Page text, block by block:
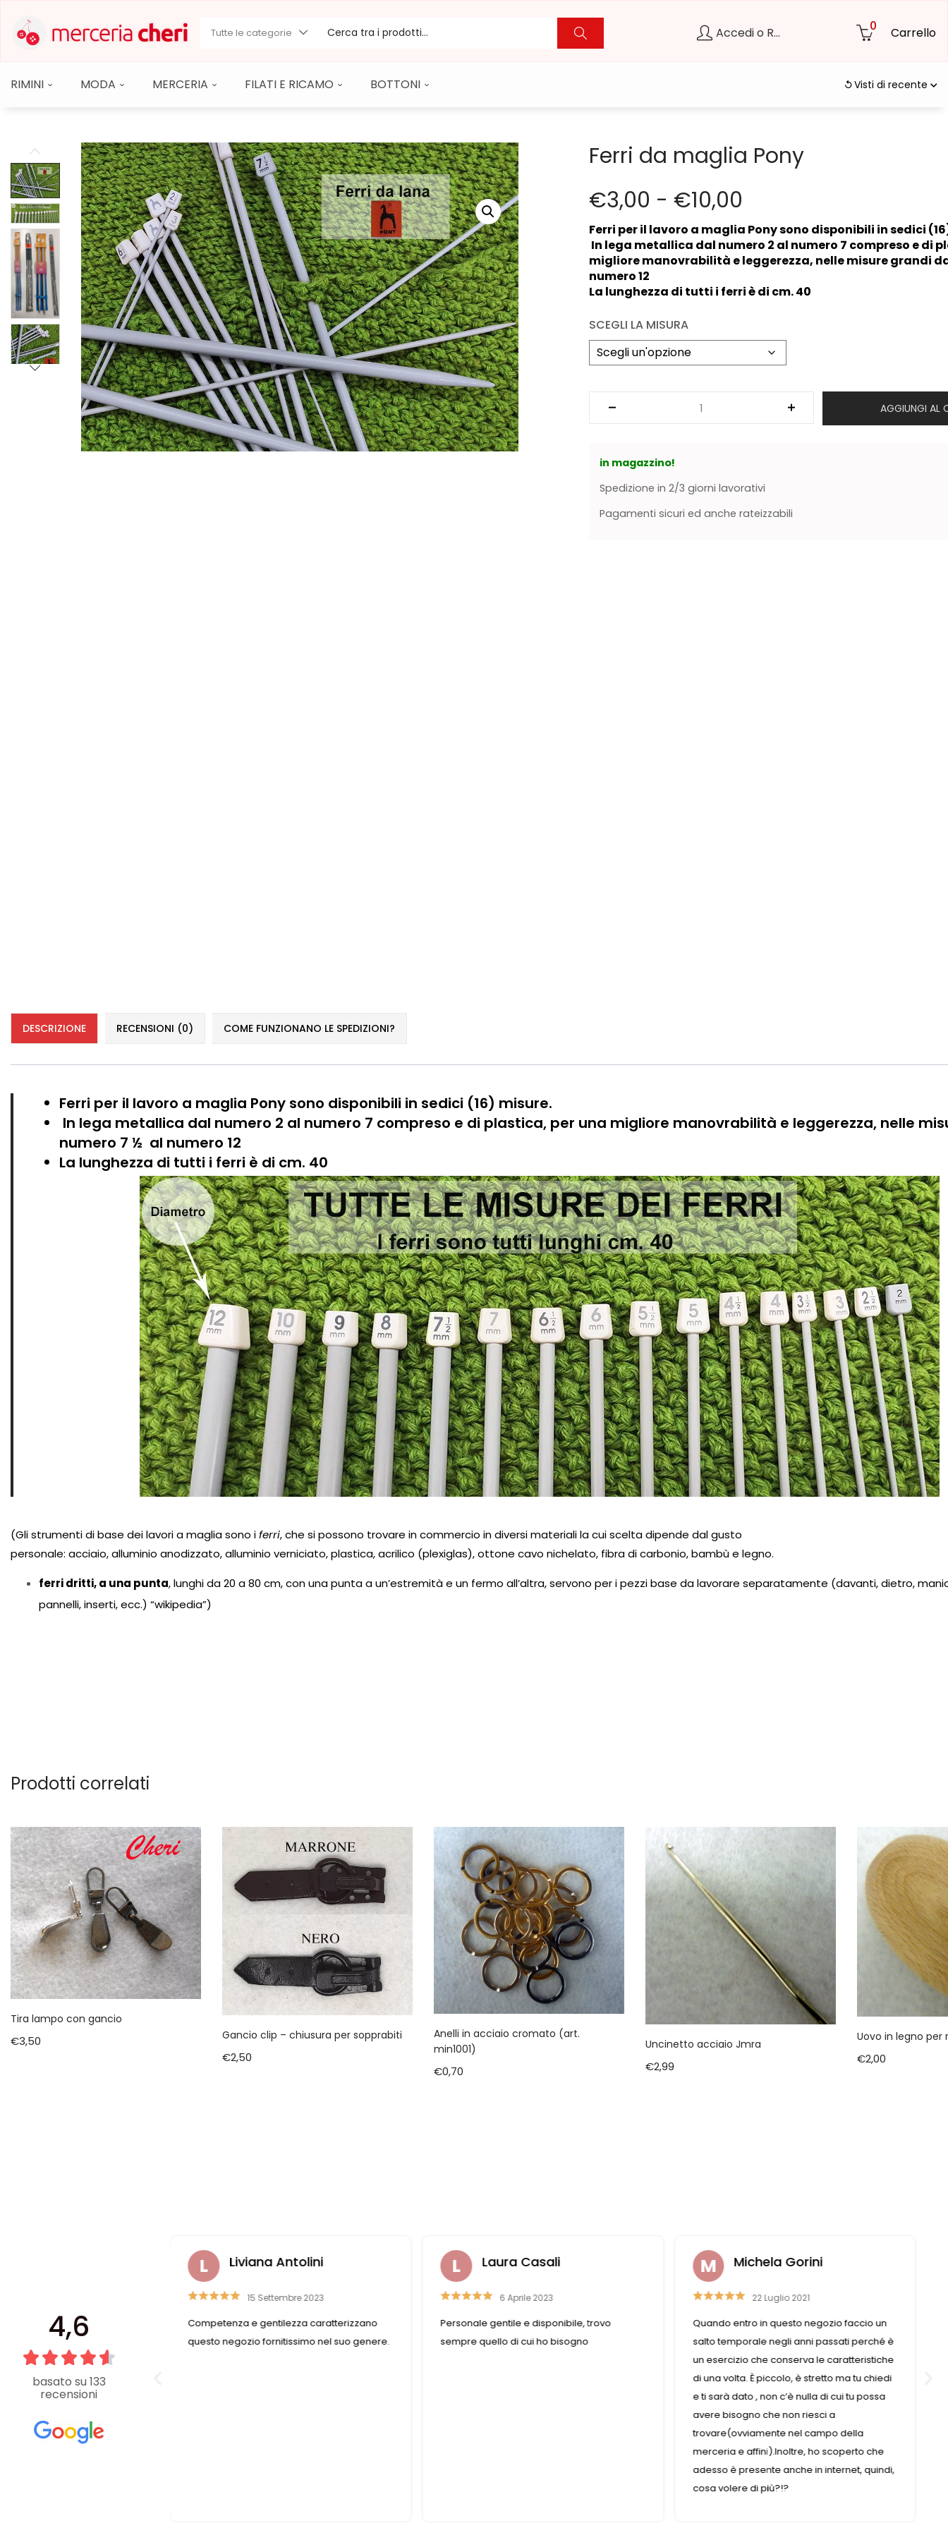
Tutte le categorie Accedi o Registrati 0 Carrello
RIMINI MODA MERCERIA FILATI E RICAMO BOTTONI Visti di recente
Ferri da maglia Pony
€3,00 - €10,00
Ferri per il lavoro a maglia Pony sono disponibili in sedici
In lega metallica dal numero 2 al numero 7 compreso e di
migliore manovrabilità e leggerezza, nelle misure grandi
numero 12
La lunghezza di tutti i ferri è di cm. 40
SCEGLI LA MISURA
AGGIUNGI AL
in magazzino!
Spedizione in 2/3 giorni lavorativi
Pagamenti sicuri ed anche rateizzabili
DESCRIZIONE RECENSIONI (0) COME FUNZIONANO LE SPEDIZIONI?
Ferri per il lavoro a maglia Pony sono disponibili in sedici (16) misure.
In lega metallica dal numero 2 al numero 7 compreso e di plastica, per una migliore manovrabilità e leggerezza, nelle
numero 7 ½ al numero 12
La lunghezza di tutti i ferri è di cm. 40
(Gli strumenti di base dei lavori a maglia sono iferri, che si possono trovare in commercio in diversi materiali la cui scelta dipende dal gusto
personale: acciaio,alluminio anodizzato,alluminio verniciato,plastica,acrilico (plexiglas),ottone cavo nichelato, fibra di carbonio,bambùe legno.
ferri dritti, a una punta, lunghi da 20 a 80 cm, con una punta a un’estremità e un fermo all’altra, servono per i pezzi base da lavorare separatamente (davanti, dietro,
pannelli, inserti, ecc.) “wikipedia”)
Prodotti correlati
Tira lampo con gancio
€3,50 Gancio clip – chiusura per sopprabiti
€2,50
Anelli in acciaio cromato (art.
min1001)
€0,70
Uncinetto acciaio Jmra
€2,99
Uovo in legno
€2,00
4,6
basato su 133
recensioni
ciò che cerchi. Se ciò
è disponibile, le commesse
la soluzione nel migliore
è sempre pieno e non si
che dedicano tutto il tempo
Liviana Antolini
15 Settembre 2023
Competenza e gentilezza caratterizzano
questo negozio fornitissimo nel suo genere.
Laura Casali
6 Aprile 2023
Personale gentile e disponibile, trovo
sempre quello di cui ho bisogno
Michela Gorini
22 Luglio 2021
Quando entro in questo negozio faccio un
salto temporale negli anni passati perché è
un esercizio che conserva le caratteristiche
di una volta. È piccolo, è stretto ma tu chiedi
e ti sarà dato , non c’è nulla di cui tu possa
avere bisogno che non riesci a
trovare(ovviamente nel campo della
merceria e affini).Inoltre, ho scoperto che
adesso è presente anche in internet, quindi,
cosa volere di più?!?